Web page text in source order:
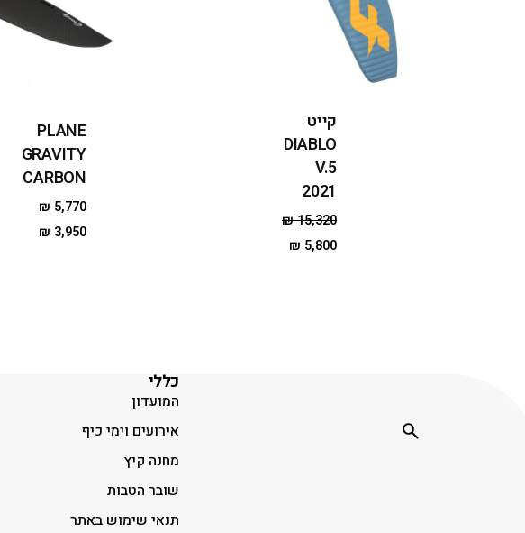
קייט
DIABLO
V.5
2021
₪15,320
₪ 5,800
PLANE
GRAVITY
CARBON
₪5,770
₪ 3,950
כללי
המועדון
אירועים וימי כיף
מחנה קיץ
שובר הטבות
תנאי שימוש באתר